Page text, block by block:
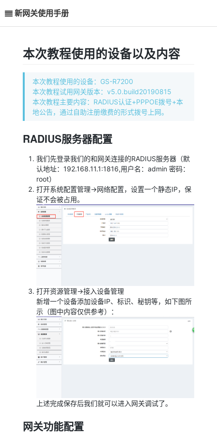
新网关使用手册
本次教程使用的设备以及内容
本次教程使用的设备：GS-R7200
本次教程试用网关版本：v5.0.build20190815
本次教程主要内容：RADIUS认证+PPPOE拨号+本
地公告，通过自助注册缴费的形式拨号上网。
RADIUS服务器配置
我们先登录我们的和网关连接的RADIUS服务器（默
认地址：192.168.11.1:1816,用户名：admin 密码：
root）
打开系统配置管理→网络配置，设置一个静态IP，保
证不会被占用。
打开资源管理→接入设备管理
新增一个设备添加设备IP、标识、秘钥等，如下图所
示（图中内容仅供参考）：
上述完成保存后我们就可以进入网关调试了。
网关功能配置